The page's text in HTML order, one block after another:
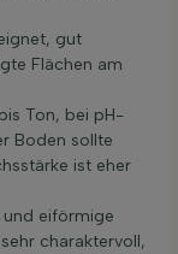
gut
Flächen am
Ton, bei pH-
Boden sollte
ist eher
eiförmige
charaktervoll,